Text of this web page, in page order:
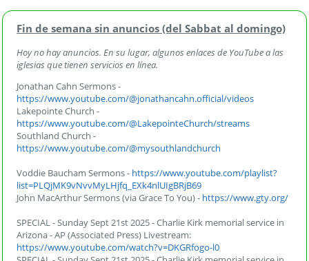
Fin de semana sin anuncios (del Sabbat al domingo)
Hoy no hay anuncios. En su lugar, algunos enlaces de YouTube a las
iglesias que tienen servicios en línea.
Jonathan Cahn Sermons -
https://www.youtube.com/@jonathancahn.official/videos
Lakepointe Church -
https://www.youtube.com/@LakepointeChurch/streams
Southland Church -
https://www.youtube.com/@mysouthlandchurch
Voddie Baucham Sermons - https://www.youtube.com/playlist?
list=PLQjMK9vNvvMyLHjfq_EXk4nlUIgBRjB69
John MacArthur Sermons (via Grace To You) - https://www.gty.org/
SPECIAL - Sunday Sept 21st 2025 - Charlie Kirk memorial service in
Arizona - AP (Associated Press) Livestream:
https://www.youtube.com/watch?v=DKGRfogo-l0